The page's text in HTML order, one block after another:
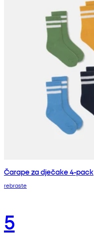
Čarape za dječake 4-pack
rebraste
5